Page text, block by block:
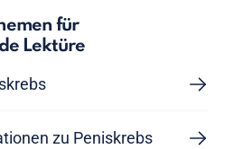
für
Lektüre
zu Peniskrebs